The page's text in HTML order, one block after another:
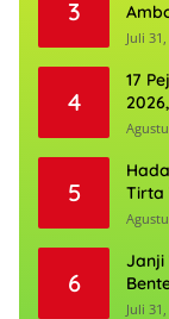
3
Juli
4
17
5
Tirta
6
Janji
Juli